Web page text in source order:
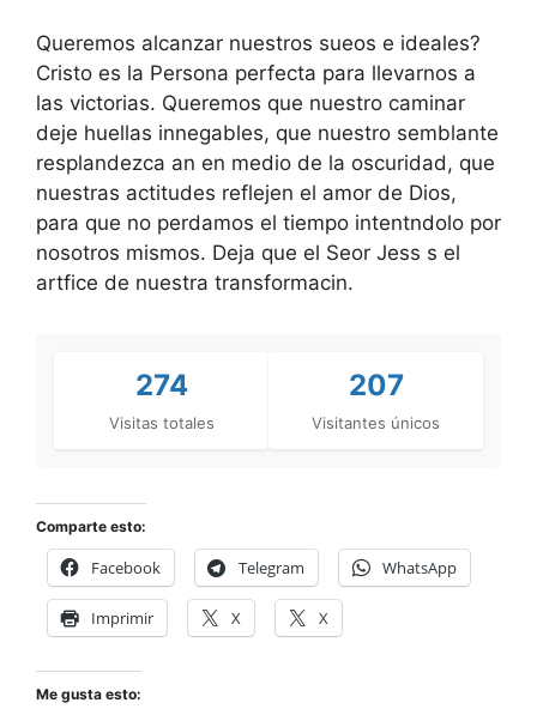
Queremos alcanzar nuestros sueos e ideales?
Cristo es la Persona perfecta para llevarnos a
las victorias. Queremos que nuestro caminar
deje huellas innegables, que nuestro semblante
resplandezca an en medio de la oscuridad, que
nuestras actitudes reflejen el amor de Dios,
para que no perdamos el tiempo intentndolo por
nosotros mismos. Deja que el Seor Jess s el
artfice de nuestra transformacin.
274
Visitas totales
207
Visitantes únicos
Comparte esto:
Facebook Telegram WhatsApp
Imprimir X X
Me gusta esto: